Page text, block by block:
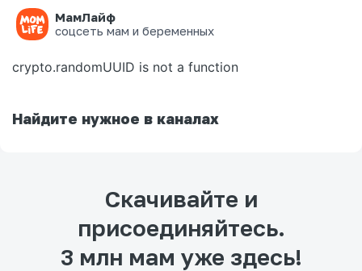
МамЛайф
соцсеть мам и беременных
Ошибка на странице
crypto.randomUUID is not a function
Найдите нужное в каналах
Скачивайте и
присоединяйтесь.
3 млн мам уже здесь!